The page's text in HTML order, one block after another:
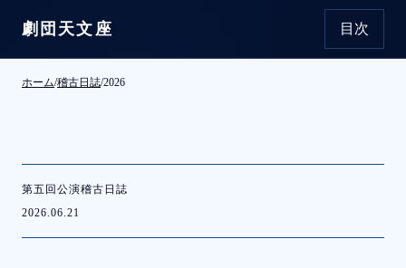
本文へ移動
劇団天文座 目次
ホーム/稽古日誌/2026
第五回公演稽古日誌
2026.06.21